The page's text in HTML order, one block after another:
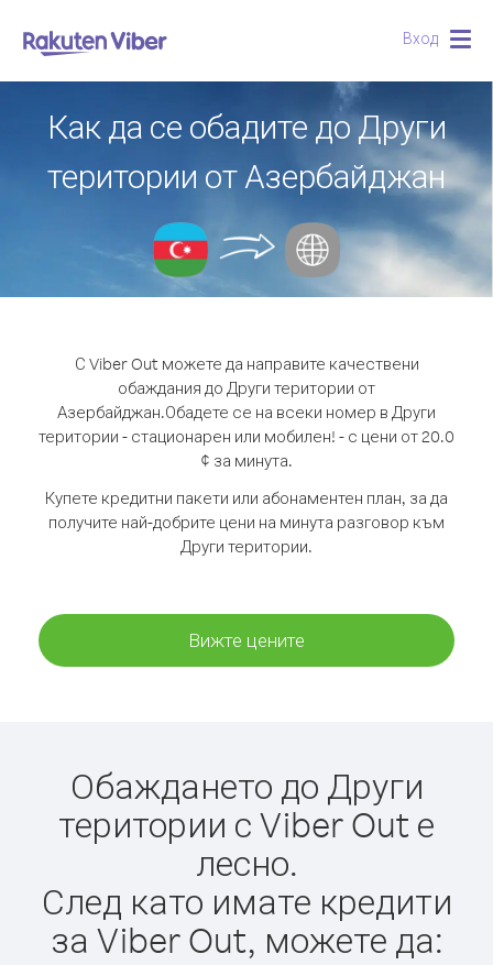
Вход
Как да се обадите до Други
територии от Азербайджан
С Viber Out можете да направите качествени
обаждания до Други територии от
Азербайджан.Обадете се на всеки номер в Други
територии - стационарен или мобилен! - с цени от 20.0
¢ за минута.
Купете кредитни пакети или абонаментен план, за да
получите най-добрите цени на минута разговор към
Други територии.
Вижте цените
Обаждането до Други
територии с Viber Out е
лесно.
След като имате кредити
за Viber Out, можете да: